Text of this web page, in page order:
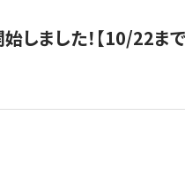
ました！【10/22まで